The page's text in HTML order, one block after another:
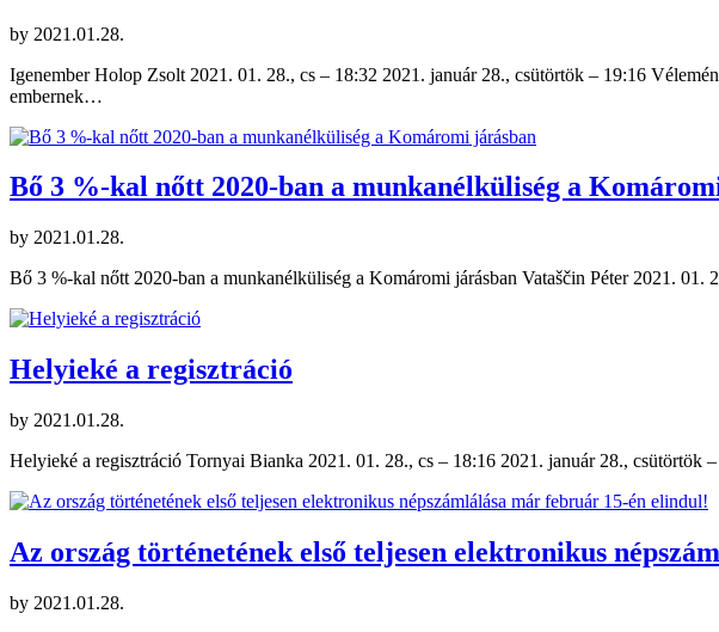
by 2021.01.28.
Igenember Holop Zsolt 2021. 01. 28., cs – 18:32 2021. január 28., csütörtök – 19:16
embernek…
Bő 3 %-kal nőtt 2020-ban a munkanélküliség a
by 2021.01.28.
Bő 3 %-kal nőtt 2020-ban a munkanélküliség a Komáromi járásban Vataščin Péter 2021.
Helyieké a regisztráció
by 2021.01.28.
Helyieké a regisztráció Tornyai Bianka 2021. 01. 28., cs – 18:16 2021. január 28., csütörtök
Az ország történetének első teljesen elektronikus
by 2021.01.28.